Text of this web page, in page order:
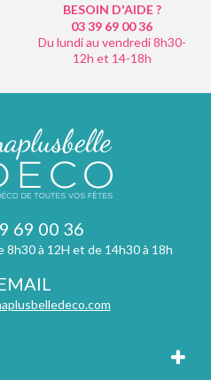
BESOIN D'AIDE ?
03 39 69 0036
Du lundi au vendredi 8h30-
12h et 14-18h
69 00 36
8h30 à 12H et de 14h30 à 18h